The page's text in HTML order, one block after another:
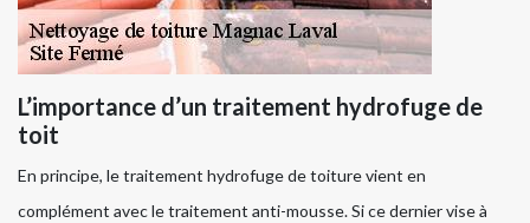
L’importance d’un traitement hydrofuge de
toit
En principe, le traitement hydrofuge de toiture vient en
complément avec le traitement anti-mousse. Si ce dernier vise à